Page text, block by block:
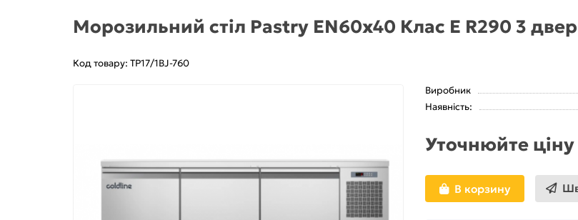
Морозильний стіл Pastry EN60x40 Клас E R290 3
Код товару: TP17/1BJ-760
Виробник
Наявність:
Уточнюйте ціну
В корзину